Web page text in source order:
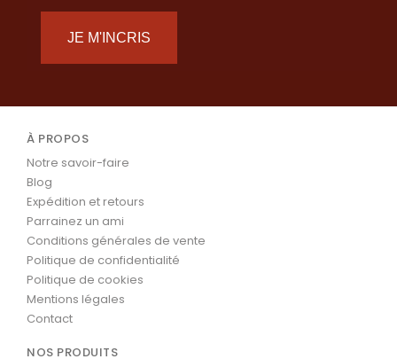
JE M'INCRIS
À PROPOS
Notre savoir-faire
Blog
Expédition et retours
Parrainez un ami
Conditions générales de vente
Politique de confidentialité
Politique de cookies
Mentions légales
Contact
NOS PRODUITS